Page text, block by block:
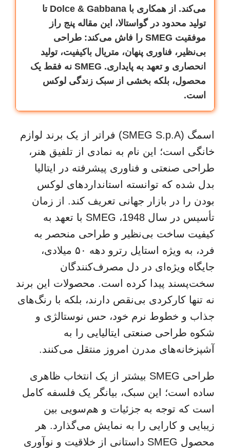
می‌کند. از همکاری با Dolce & Gabbana تا
تولید محدود در گواستالا، این مقاله پنج راز
موفقیت SMEG را فاش می‌کند: طراحی
بی‌نظیر، فناوری پنهان، متریال باکیفیت، تولید
انحصاری و تعهد به پایداری. SMEG نه فقط یک
محصول، بلکه بخشی از سبک زندگی لوکس
است.
اسمگ (SMEG S.p.A) فراتر از یک برند لوازم
خانگی است؛ این نام به نمادی از تلفیق هنر،
طراحی صنعتی و فناوری پیشرفته در ایتالیا
بدل شده که توانسته استانداردهای لوکس
بودن را در بازار جهانی تعریف کند. از زمان
تأسیس در سال 1948، SMEG با تعهد به
کیفیت ساخت بی‌نظیر و طراحی منحصر به
فرد، به ویژه استایل رترو دهه ۵۰ میلادی،
جایگاه ویژه‌ای در دل مصرف‌کنندگان
سخت‌پسند پیدا کرده است. محصولات این برند
نه تنها کارکردی بی‌نقص دارند، بلکه با رنگ‌های
جذاب و خطوط نرم خود، حس نوستالژی و
شکوه طراحی صنعتی ایتالیایی را به
آشپزخانه‌های مدرن امروز منتقل می‌کنند.
طراحی SMEG بیشتر از یک انتخاب ظاهری
ساده است؛ این سبک، بیانگر یک فلسفه کامل
است که توجه به جزئیات و هم‌سویی بین
زیبایی و کارایی را به نمایش می‌گذارد. هر
محصول SMEG داستانی از خلاقیت و نوآوری